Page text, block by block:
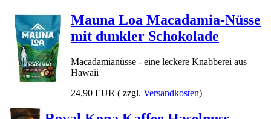
Mauna Loa Macadamia-Nüsse
mit dunkler Schokolade
Macadamianüsse - eine leckere Knabberei aus
Hawaii
24,90 EUR ( zzgl. Versandkosten)